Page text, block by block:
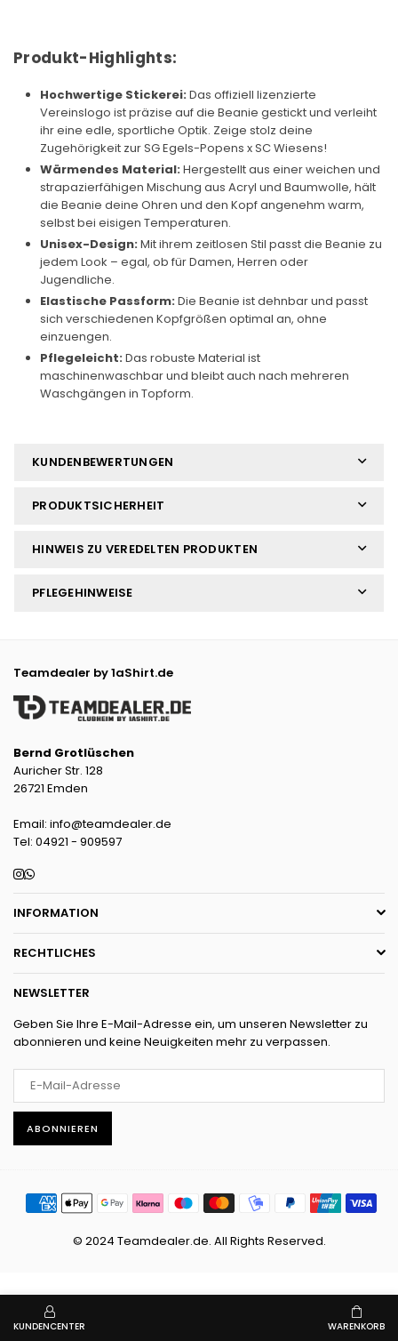
Produkt-Highlights:
Hochwertige Stickerei:Das offiziell lizenzierte
Vereinslogo ist präzise auf die Beanie gestickt und verleiht
ihr eine edle, sportliche Optik. Zeige stolz deine
Zugehörigkeit zur SG Egels-Popens x SC Wiesens!
Wärmendes Material:Hergestellt aus einer weichen und
strapazierfähigen Mischung aus Acryl und Baumwolle, hält
die Beanie deine Ohren und den Kopf angenehm warm,
selbst bei eisigen Temperaturen.
Unisex-Design:Mit ihrem zeitlosen Stil passt die Beanie zu
jedem Look – egal, ob für Damen, Herren oder
Jugendliche.
Elastische Passform:Die Beanie ist dehnbar und passt
sich verschiedenen Kopfgrößen optimal an, ohne
einzuengen.
Pflegeleicht:Das robuste Material ist
maschinenwaschbar und bleibt auch nach mehreren
Waschgängen in Topform.
KUNDENBEWERTUNGEN
PRODUKTSICHERHEIT
HINWEIS ZU VEREDELTEN PRODUKTEN
PFLEGEHINWEISE
Teamdealer by 1aShirt.de
Bernd Grotlüschen
Auricher Str. 128
26721 Emden
Email: info@teamdealer.de
Tel: 04921 - 909597
Instagram
Whatsapp
INFORMATION
RECHTLICHES
NEWSLETTER
Geben Sie Ihre E-Mail-Adresse ein, um unseren Newsletter zu
abonnieren und keine Neuigkeiten mehr zu verpassen.
ABONNIEREN
© 2024 Teamdealer.de. All Rights Reserved.
KUNDENCENTER WARENKORB